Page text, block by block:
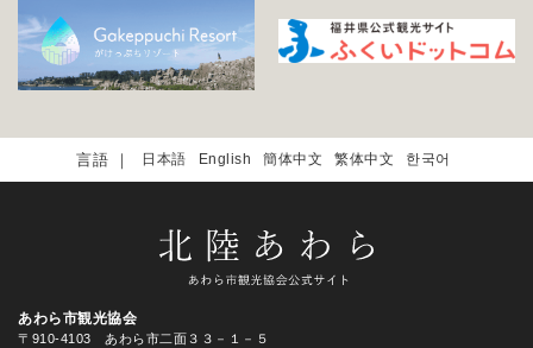
日本語 English 簡体中文 繁体中文 한국어
あわら市観光協会
〒910-4103 あわら市二面３３－１－５